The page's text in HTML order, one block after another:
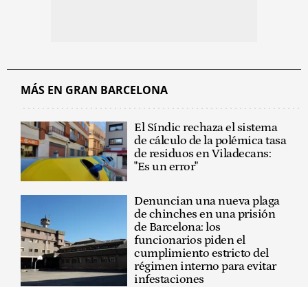
MÁS EN GRAN BARCELONA
El Síndic rechaza el sistema
de cálculo de la polémica tasa
de residuos en Viladecans:
"Es un error"
Denuncian una nueva plaga
de chinches en una prisión
de Barcelona: los
funcionarios piden el
cumplimiento estricto del
régimen interno para evitar
infestaciones